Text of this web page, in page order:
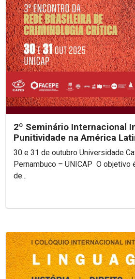
2º Seminário Internacional Insegurança e
Punitividade na América
decolonialidade e as...
30 e 31 de outubro Universidade Católica de
Pernambuco – UNICAP O objetivo é discutir discursos
de...